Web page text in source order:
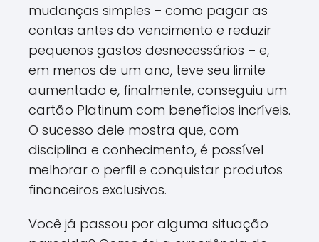
mudanças simples – como pagar as
contas antes do vencimento e reduzir
pequenos gastos desnecessários – e,
em menos de um ano, teve seu limite
aumentado e, finalmente, conseguiu um
cartão Platinum com benefícios incríveis.
O sucesso dele mostra que, com
disciplina e conhecimento, é possível
melhorar o perfil e conquistar produtos
financeiros exclusivos.
Você já passou por alguma situação